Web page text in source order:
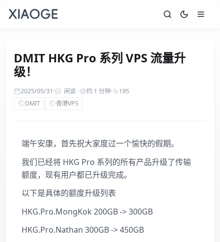
DMIT HKG Pro 系列 VPS 流量升
级！
2025/05/31· 闲谈 · 约 1 分钟·
195
DMIT
香港VPS
端午安康，首先祝大家度过一个愉快的假期。
我们已经将 HKG Pro 系列的所有产品升级了传输
额度，现有用户都已升级完成。
以下是具体的额度升级列表
HKG.Pro.MongKok 200GB -> 300GB
HKG.Pro.Nathan 300GB -> 450GB